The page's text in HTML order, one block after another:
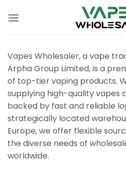
Vapes Wholesaler, a vape
Arpha Group Limited, is a
of top-tier vaping products.
supplying high-quality vapes
backed by fast and reliable
strategically located
Europe, we offer flexible
the diverse needs of
worldwide.